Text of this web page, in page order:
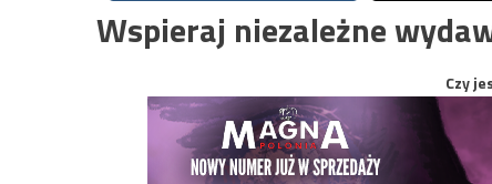
Wspieraj niezależne
Czy